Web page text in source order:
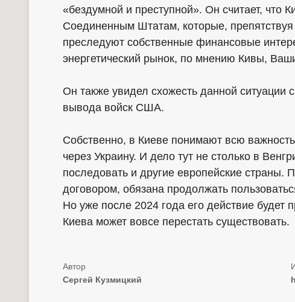
«бездумной и преступной». Он считает, что
Соединенным Штатам, которые, препятствуя
преследуют собственные финансовые
энергетический рынок, по мнению Кивы,
Он также увидел схожесть данной ситуации
вывода войск США.
Собственно, в Киеве понимают всю
через Украину. И дело тут не столько в
последовать и другие европейские страны.
договором, обязана продолжать
Но уже после 2024 года его действие будет
Киева может вовсе перестать существовать.
Сергей Кузмицкий